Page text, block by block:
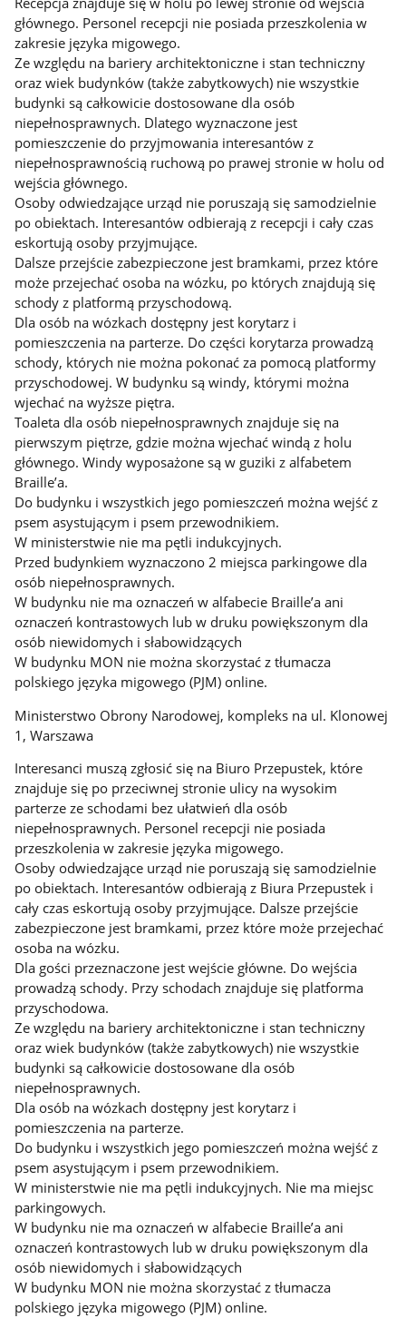
głównego. Personel recepcji nie posiada przeszkolenia w
zakresie języka migowego.
Ze względu na bariery architektoniczne i stan techniczny
oraz wiek budynków (także zabytkowych) nie wszystkie
budynki są całkowicie dostosowane dla osób
niepełnosprawnych. Dlatego wyznaczone jest
pomieszczenie do przyjmowania interesantów z
niepełnosprawnością ruchową po prawej stronie w holu od
wejścia głównego.
Osoby odwiedzające urząd nie poruszają się samodzielnie
po obiektach. Interesantów odbierają z recepcji i cały czas
eskortują osoby przyjmujące.
Dalsze przejście zabezpieczone jest bramkami, przez które
może przejechać osoba na wózku, po których znajdują się
schody z platformą przyschodową.
Dla osób na wózkach dostępny jest korytarz i
pomieszczenia na parterze. Do części korytarza prowadzą
schody, których nie można pokonać za pomocą platformy
przyschodowej. W budynku są windy, którymi można
wjechać na wyższe piętra.
Toaleta dla osób niepełnosprawnych znajduje się na
pierwszym piętrze, gdzie można wjechać windą z holu
głównego. Windy wyposażone są w guziki z alfabetem
Braille’a.
Do budynku i wszystkich jego pomieszczeń można wejść z
psem asystującym i psem przewodnikiem.
W ministerstwie nie ma pętli indukcyjnych.
Przed budynkiem wyznaczono 2 miejsca parkingowe dla
osób niepełnosprawnych.
W budynku nie ma oznaczeń w alfabecie Braille’a ani
oznaczeń kontrastowych lub w druku powiększonym dla
osób niewidomych i słabowidzących
W budynku MON nie można skorzystać z tłumacza
polskiego języka migowego (PJM) online.
Ministerstwo Obrony Narodowej, kompleks na ul. Klonowej
1, Warszawa
Interesanci muszą zgłosić się na Biuro Przepustek, które
znajduje się po przeciwnej stronie ulicy na wysokim
parterze ze schodami bez ułatwień dla osób
niepełnosprawnych. Personel recepcji nie posiada
przeszkolenia w zakresie języka migowego.
Osoby odwiedzające urząd nie poruszają się samodzielnie
po obiektach. Interesantów odbierają z Biura Przepustek i
cały czas eskortują osoby przyjmujące. Dalsze przejście
zabezpieczone jest bramkami, przez które może przejechać
osoba na wózku.
Dla gości przeznaczone jest wejście główne. Do wejścia
prowadzą schody. Przy schodach znajduje się platforma
przyschodowa.
Ze względu na bariery architektoniczne i stan techniczny
oraz wiek budynków (także zabytkowych) nie wszystkie
budynki są całkowicie dostosowane dla osób
niepełnosprawnych.
Dla osób na wózkach dostępny jest korytarz i
pomieszczenia na parterze.
Do budynku i wszystkich jego pomieszczeń można wejść z
psem asystującym i psem przewodnikiem.
W ministerstwie nie ma pętli indukcyjnych. Nie ma miejsc
parkingowych.
W budynku nie ma oznaczeń w alfabecie Braille’a ani
oznaczeń kontrastowych lub w druku powiększonym dla
osób niewidomych i słabowidzących
W budynku MON nie można skorzystać z tłumacza
polskiego języka migowego (PJM) online.